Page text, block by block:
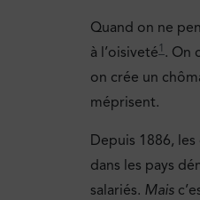
Quand on ne
à l’oisiveté 1 . On
on crée un
méprisent.
Depuis 1886,
dans les pays
salariés. Mais